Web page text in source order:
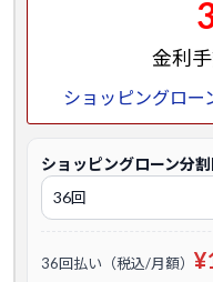
金利
ショッピングロ
ショッピングローン分
36回払い（税込/月額）